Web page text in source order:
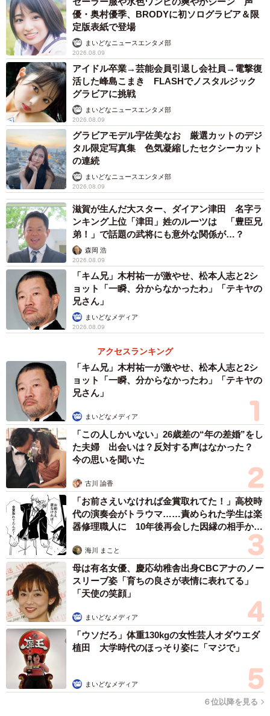
優・奥村優季、BRODYに初ソログラビア＆限
定版表紙で登場
まいどなニュースエンタメ部
2026.08.09
アイドル卒業→芸能会員引退し会社員→電撃復
活した峰島こまき FLASHでノスタルジック
グラビアに挑戦
まいどなニュースエンタメ部
2026.08.09
グラビアモデル宇佐美なお 厳選カットのデジ
タル限定写真集 色気凝縮したセクシーカット
の連続
まいどなニュースエンタメ部
2026.08.09
滋賀が生んだ大スター、ダイアン津田 名字ラ
ンキング上位「津田」姓のルーツは 「豊臣兄
弟！」で話題の武将にも意外な関係が…？
森岡 浩
2026.08.09
「キム兄」木村祐一が激やせ、松本人志と2シ
ョット「一瞬、分からなかったわ」「テキヤの
兄さん」
まいどなメディア
2026.08.09
アクセスランキング
「キム兄」木村祐一が激やせ、松本人志と2シ
ョット「一瞬、分からなかったわ」「テキヤの
兄さん」
まいどなメディア
「この人しかいない」26歳差の“年の差婚”をし
た夫婦 出会いは？反対する声はなかった？
今の思いを聞いた
古川 諭香
「お前さえいなければ金賞取れてた！」高校時
代の演奏会がトラウマ……責められた学生は楽
器修理職人に 10年後再会した因縁の相手から
海川 まこと
母は有名女優、慶応幼稚舎出身CBCアナのノー
スリーブ姿「育ちの良さが表情に表れてる」
「天使の笑顔」
まいどなメディア
「ウソだろ」体重130kgの女性芸人オダウエダ
植田 大学時代のほっそり姿に「マジで」
まいどなメディア
６位以降を見る